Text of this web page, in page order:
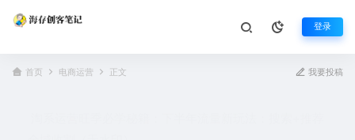
登录
首页 电商运营 正文 我要投稿